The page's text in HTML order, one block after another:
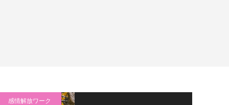
感情解放ワーク